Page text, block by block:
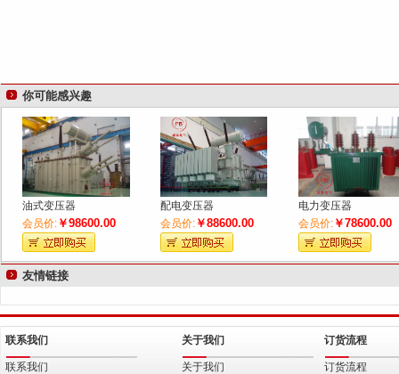
你可能感兴趣
油式变压器
会员价:￥98600.00
配电变压器
会员价:￥88600.00
电力变压器
会员价: ￥78600.00
友情链接
联系我们
联系我们
关于我们
关于我们
订货流程
订货流程